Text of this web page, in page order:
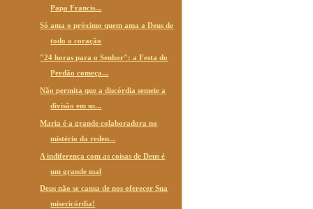
Papa Francis...
Só ama o próximo quem ama a Deus de
todo o coração
"24 horas para o Senhor": a Festa do
Perdão começa...
Não permita que a discórdia semeie a
divisão em su...
Maria é a grande colaboradora no
mistério da reden...
A indiferença com as coisas de Deus é
um grande mal
Deus não se cansa de nos oferecer Sua
misericórdia!